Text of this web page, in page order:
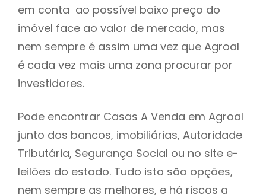
em conta ao possível baixo preço do
imóvel face ao valor de mercado, mas
nem sempre é assim uma vez que Agroal
é cada vez mais uma zona procurar por
investidores.
Pode encontrar Casas A Venda em Agroal
junto dos bancos, imobiliárias, Autoridade
Tributária, Segurança Social ou no site e-
leilões do estado. Tudo isto são opções,
nem sempre as melhores, e há riscos a